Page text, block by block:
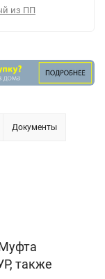
из ПП
Документы
также